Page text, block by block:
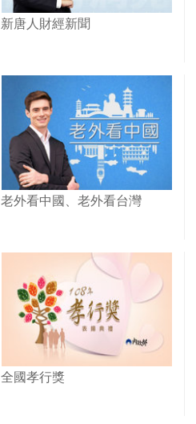
新唐人財經新聞
老外看中國、老外看台灣
全國孝行獎